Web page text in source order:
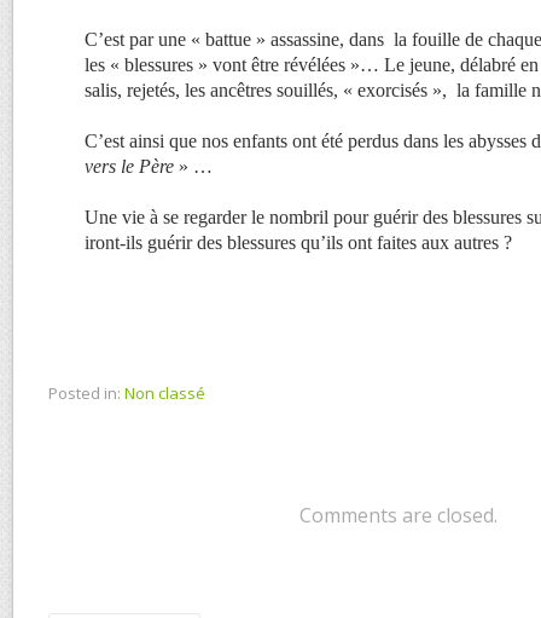
C’est par une « battue » assassine, dans la fouille de
les « blessures » vont être révélées »… Le jeune, délabré
salis, rejetés, les ancêtres souillés, « exorcisés », la famille
C’est ainsi que nos enfants ont été perdus dans les abysses
vers le Père » …
Une vie à se regarder le nombril pour guérir des blessures
iront-ils guérir des blessures qu’ils ont faites aux autres ?
Posted in: Non classé
Comments are closed.